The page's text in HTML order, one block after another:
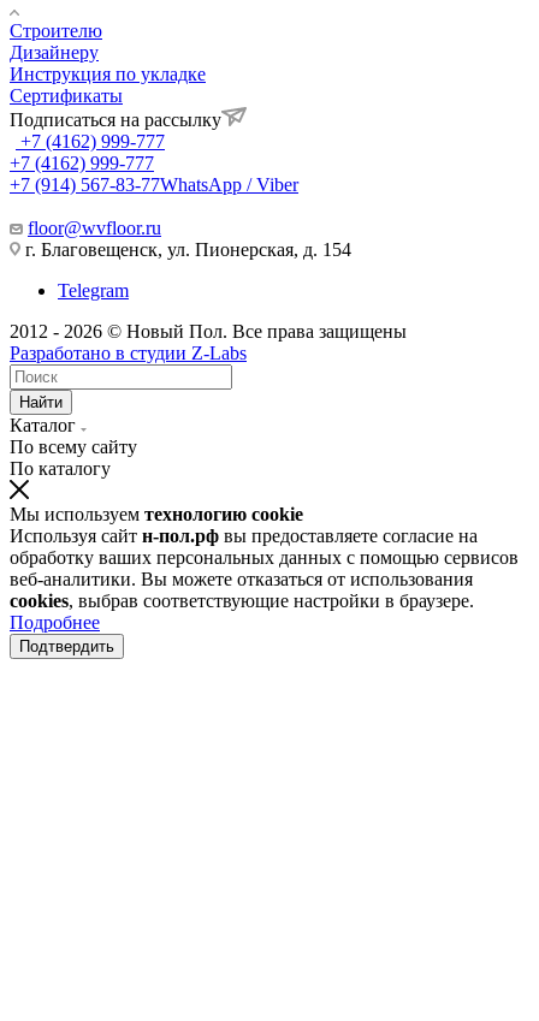
Строителю
Дизайнеру
Инструкция по укладке
Сертификаты
Подписаться на рассылку
+7 (4162) 999-777
+7 (4162) 999-777
+7 (914) 567-83-77WhatsApp / Viber
floor@wvfloor.ru
г. Благовещенск, ул. Пионерская, д. 154
Telegram
2012 - 2026 © Новый Пол. Все права защищены
Разработано в студии Z-Labs
Найти
Каталог
По всему сайту
По каталогу
Мы используем технологию cookie
Используя сайт н-пол.рф вы предоставляете согласие на
обработку ваших персональных данных с помощью сервисов
веб-аналитики. Вы можете отказаться от использования
cookies, выбрав соответствующие настройки в браузере.
Подробнее
Подтвердить